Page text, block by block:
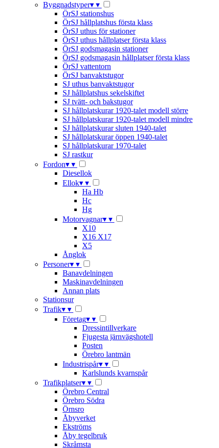
Byggnadstyper▾ ▾
ÖrSJ stationshus
ÖrSJ hållplatshus första klass
ÖrSJ uthus för stationer
ÖrSJ uthus hållplatser första klass
ÖrSJ godsmagasin stationer
ÖrSJ godsmagasin hållplatser första klass
ÖrSJ vattentorn
ÖrSJ banvaktstugor
SJ uthus banvaktstugor
SJ hållplatshus sekelskiftet
SJ tvätt- och bakstugor
SJ hållplatskurar 1920-talet modell större
SJ hållplatskurar 1920-talet modell mindre
SJ hållplatskurar sluten 1940-talet
SJ hållplatskurar öppen 1940-talet
SJ hållplatskurar 1970-talet
SJ rastkur
Fordon▾ ▾
Diesellok
Ellok▾ ▾
Ha Hb
Hc
Hg
Motorvagnar▾ ▾
X10
X16 X17
X5
Ånglok
Personer▾ ▾
Banavdelningen
Maskinavdelningen
Annan plats
Stationsur
Trafik▾ ▾
Företag▾ ▾
Dressintillverkare
Fjugesta järnvägshotell
Posten
Örebro lantmän
Industrispår▾ ▾
Karlslunds kvarnspår
Trafikplatser▾ ▾
Örebro Central
Örebro Södra
Örnsro
Åbyverket
Ekströms
Åby tegelbruk
Skråmsta